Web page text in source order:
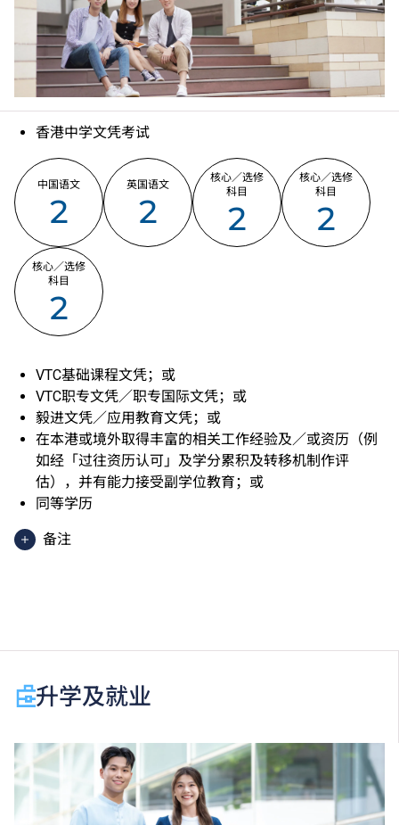
病毒抗体lgG测试。
若甲型肝炎病毒抗体的测试结果呈现阴性，建议学生注
射疫苗。
学生须自费验身及购买课程指定之教科书、制服及鞋，
如学生未符合指定要求，本学院有权取消其入学资格。
课程内容中所列项目只是课程重点内容，尚有其他单元
未能尽录。
学生在完成食物安全与卫生单元后，可选择自费报考由
英国皇家公共卫生学会举办的餐饮服务食品安全二级奖
励证书考试，合格者可获颁证书。
为配合课程需要，学生可能被安排于其他分校及地点上
课或实习（包括星期六、日、公众假期及晚上实习）。
此为2026/27学年新开办的课程。
香港中学文凭考试
中国语文
2
英国语文
2
核心／选修
科目
2
核心／选修
科目
2
核心／选修
科目
2
VTC基础课程文凭；或
VTC职专文凭／职专国际文凭；或
毅进文凭／应用教育文凭；或
在本港或境外取得丰富的相关工作经验及／或资历（例
如经「过往资历认可」及学分累积及转移机制作评
估），并有能力接受副学位教育；或
同等学历
备注
于申请入学时只可计算一科其他语言科目（丙类科
目）。2024年及以前之其他语言科目取得「D或E级」
香港中学文凭考试科目成绩达「第二级」／「第三
级」。 2025年或以后之法语／德语／西班牙语语言能
力水平达A2或以上、日语达N3或以上 及 韩语达TOPIK
II, 3级或以上，均被接受为一般入学条件中的五科之
升学及就业